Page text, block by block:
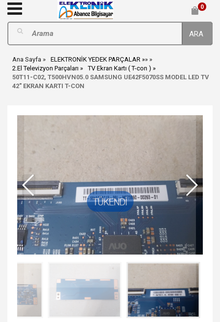
0
ARA
Ana Sayfa ELEKTRONİK YEDEK PARÇALAR
»
2.El Televizyon Parçaları
»
TV Ekran Kartı ( T-con )
50T11-C02, T500HVN05.0 SAMSUNG UE42F5070SS MODEL LED TV
42" EKRAN KARTI T-CON